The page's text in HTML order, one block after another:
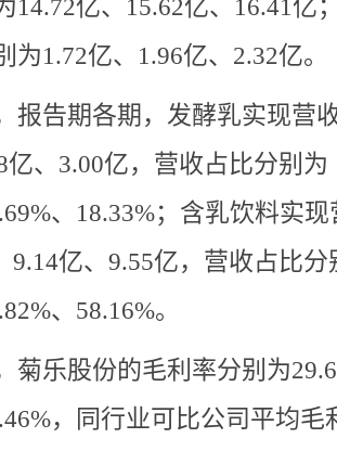
14.72亿、15.62亿、16.41亿
为1.72亿、1.96亿、2.32亿。
报告期各期，发酵乳实现营
亿、3.00亿，营收占比分别为
、18.33%；含乳饮料实
9.14亿、9.55亿，营收占比分
、58.16%。
菊乐股份的毛利率分别为
，同行业可比公司平均毛